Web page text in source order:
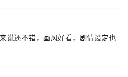
说还不错，画风好看，剧情设定也